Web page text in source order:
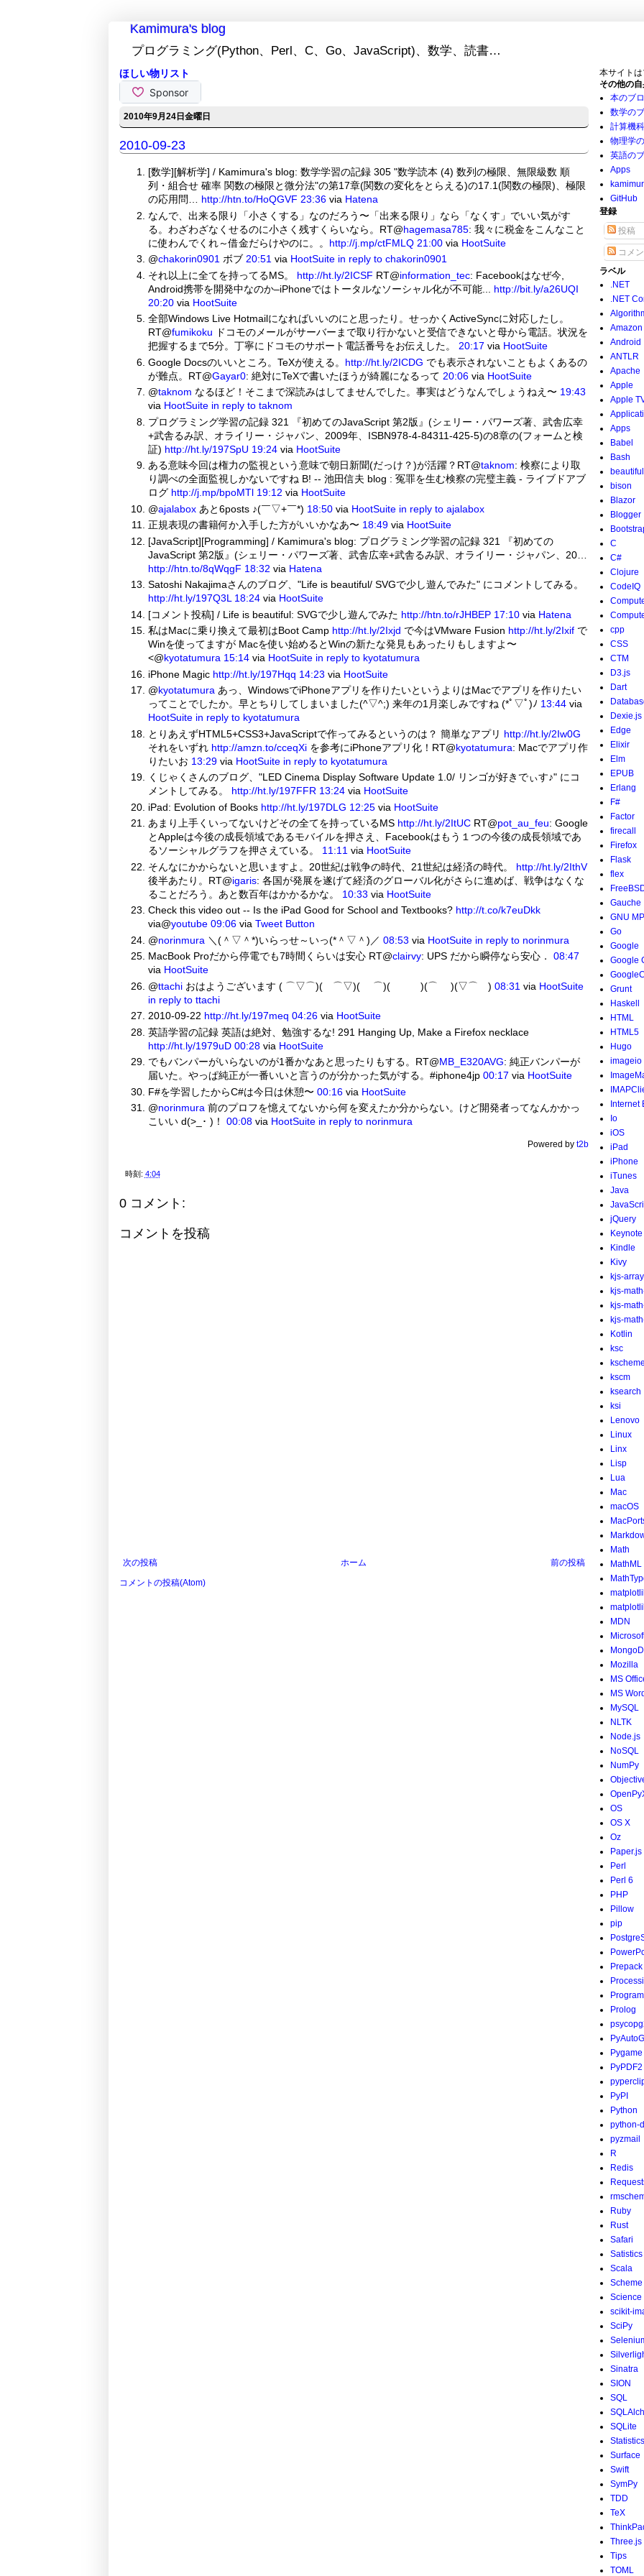
Kamimura's blog
プログラミング(Python、Perl、C、Go、JavaScript)、数学、読書…
ほしい物リスト
2010年9月24日金曜日
2010-09-23
[数学][解析学] / Kamimura's blog: 数学学習の記録 305 "数学読本 (4) 数列の極限、無限級数 順
列・組合せ 確率 関数の極限と微分法"の第17章(関数の変化をとらえる)の17.1(関数の極限)、極限
の応用問… http://htn.to/HoQGVF 23:36 via Hatena
なんで、出来る限り「小さくする」なのだろう〜「出来る限り」なら「なくす」でいい気がす
る。わざわざなくせるのに小さく残すくらいなら。RT@hagemasa785: 我々に税金をこんなこと
に使わんでくれ～借金だらけやのに。。 http://j.mp/ctFMLQ 21:00 via HootSuite
@chakorin0901 ボブ 20:51 via HootSuite in reply to chakorin0901
それ以上に全てを持ってるMS。 http://ht.ly/2ICSF RT@information_tec: Facebookはなぜ今,
Android携帯を開発中なのか–iPhoneではトータルなソーシャル化が不可能... http://bit.ly/a26UQI
20:20 via HootSuite
全部Windows Live Hotmailになればいいのにと思ったり。せっかくActiveSyncに対応したし。
RT@fumikoku ドコモのメールがサーバーまで取り行かないと受信できないと母から電話。状況を
把握するまで5分。丁寧にドコモのサポート電話番号をお伝えした。
20:17 via HootSuite
Google Docsのいいところ。TeXが使える。 http://ht.ly/2ICDG でも表示されないこともよくあるの
が難点。RT@Gayar0: 絶対にTeXで書いたほうが綺麗になるって 20:06 via HootSuite
@taknom なるほど！そこまで深読みはしてませんでした。事実はどうなんでしょうねえ〜 19:43
via HootSuite in reply to taknom
プログラミング学習の記録 321 『初めてのJavaScript 第2版』(シェリー・パワーズ著、武舎広幸
+武舎るみ訳、オライリー・ジャパン、2009年、ISBN978-4-84311-425-5)の8章の(フォームと検
証) http://ht.ly/197SpU 19:24 via HootSuite
ある意味今回は権力の監視という意味で朝日新聞(だっけ？)が活躍？RT@taknom: 検察により取
り調べの全面監視しかないですね B! -- 池田信夫 blog : 冤罪を生む検察の完璧主義 - ライブドアブ
ログ http://j.mp/bpoMTl 19:12 via HootSuite
@ajalaboxあと6posts ♪(￣▽+￣*) 18:50 via HootSuite in reply to ajalabox
正規表現の書籍何か入手した方がいいかなあ〜 18:49 via HootSuite
[JavaScript][Programming] / Kamimura's blog: プログラミング学習の記録 321 『初めての
JavaScript 第2版』(シェリー・パワーズ著、武舎広幸+武舎るみ訳、オライリー・ジャパン、20…
http://htn.to/8qWqgF 18:32 via Hatena
Satoshi Nakajimaさんのブログ、"Life is beautiful/ SVGで少し遊んでみた" にコメントしてみる。
http://ht.ly/197Q3L 18:24 via HootSuite
[コメント投稿] / Life is beautiful: SVGで少し遊んでみた http://htn.to/rJHBEP 17:10 via Hatena
私はMacに乗り換えて最初はBoot Camp http://ht.ly/2Ixjd で今はVMware Fusion http://ht.ly/2Ixifで
Winを使ってますが Macを使い始めるとWinの新たな発見もあったりもしますよ〜
<@kyotatumura 15:14 via HootSuite in reply to kyotatumura
iPhone Magic http://ht.ly/197Hqq 14:23 via HootSuite
@kyotatumura あっ、WindowsでiPhoneアプリを作りたいというよりはMacでアプリを作りたい
ってことでしたか。早とちりしてしまいました(^▽^;) 来年の1月楽しみですね (*ﾟ▽ﾟ)ﾉ 13:44 via
HootSuite in reply to kyotatumura
とりあえずHTML5+CSS3+JavaScriptで作ってみるというのは？ 簡単なアプリ http://ht.ly/2Iw0G
それをいずれ http://amzn.to/cceqXiを参考にiPhoneアプリ化！RT@kyotatumura: Macでアプリ作
りたいお 13:29 via HootSuite in reply to kyotatumura
くじゃくさんのブログ、"LED Cinema Display Software Update 1.0/ リンゴが好きでぃす♪" にコ
メントしてみる。 http://ht.ly/197FFR 13:24 via HootSuite
iPad: Evolution of Books http://ht.ly/197DLG 12:25 via HootSuite
あまり上手くいってないけどその全てを持っているMS http://ht.ly/2ItUCRT@pot_au_feu: Google
とAppleは今後の成長領域であるモバイルを押さえ、Facebookはもう１つの今後の成長領域であ
るソーシャルグラフを押さえている。
11:11 via HootSuite
そんなにかからないと思いますよ。20世紀は戦争の時代、21世紀は経済の時代。 http://ht.ly/2IthV
後半あたり。RT@igaris: 各国が発展を遂げて経済のグローバル化がさらに進めば、戦争はなくな
ることだろう。あと数百年はかかるかな。
10:33 via HootSuite
Check this video out -- Is the iPad Good for School and Textbooks? http://t.co/k7euDkk
via@youtube 09:06 via Tweet Button
@norinmura ＼(＾▽＾*)いらっせ～いっ(*＾▽＾)／ 08:53 via HootSuite in reply to norinmura
MacBook Proだから停電でも7時間くらいは安心 RT@clairvy: UPS だから瞬停なら安心．
08:47
via HootSuite
@ttachiおはようございます ( ⌒▽⌒)( ⌒▽)( ⌒)( )(⌒ )(▽⌒ ) 08:31 via HootSuite
in reply to ttachi
2010-09-22 http://ht.ly/197meq 04:26 via HootSuite
英語学習の記録 英語は絶対、勉強するな! 291 Hanging Up, Make a Firefox necklace
http://ht.ly/1979uD 00:28 via HootSuite
でもバンパーがいらないのが1番かなあと思ったりもする。RT@MB_E320AVG: 純正バンパーが
届いた。やっぱ純正が一番いいと言うのが分かった気がする。#iphone4jp 00:17 via HootSuite
F#を学習したからC#は今日は休憩〜 00:16 via HootSuite
@norinmura 前のプロフを憶えてないから何を変えたか分からない。けど開発者ってなんかかっ
こいい d(>_･ )！
00:08 via HootSuite in reply to norinmura
Powered by t2b
時刻: 4:04
0 コメント:
コメントを投稿
次の投稿 前の投稿
ホーム
コメントの投稿(Atom)
本サイトは
その他の
本のブ
数学の
計算機
物理学
英語の
Apps
GitHub
登録
投稿
コメン
ラベル
.NET
.NET
Amazon
Android
ANTLR
Apache
Apple
Apple
Apps
Babel
Bash
bison
Blazor
Blogger
C
C#
Clojure
CodeIQ
cpp
CSS
CTM
D3.js
Dart
Dexie.js
Edge
Elixir
Elm
EPUB
Erlang
F#
Factor
firecall
Firefox
Flask
flex
Gauche
GNU
Go
Google
Google
Grunt
Haskell
HTML
HTML5
Hugo
imageio
Internet
Io
iOS
iPad
iPhone
iTunes
Java
jQuery
Keynote
Kindle
Kivy
kjs-array
kjs-
kjs-
kjs-
Kotlin
ksc
kscheme
kscm
ksearch
ksi
Lenovo
Linux
Linx
Lisp
Lua
Mac
macOS
Math
MathML
MDN
Mozilla
MS
MS Word
MySQL
NLTK
Node.js
NoSQL
NumPy
OS
OS X
Oz
Paper.js
Perl
Perl 6
PHP
Pillow
pip
Prepack
Prolog
Pygame
PyPDF2
PyPI
Python
python-
pyzmail
R
Redis
Ruby
Rust
Safari
Satistics
Scala
Scheme
Science
scikit-
SciPy
Sinatra
SION
SQL
SQLite
Statistics
Surface
Swift
SymPy
TDD
TeX
Three.js
Tips
TOML